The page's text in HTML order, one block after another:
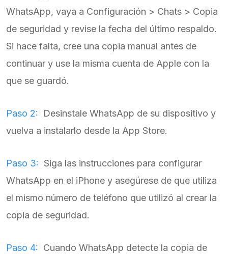
WhatsApp, vaya a Configuración > Chats > Copia
de seguridad y revise la fecha del último respaldo.
Si hace falta, cree una copia manual antes de
continuar y use la misma cuenta de Apple con la
que se guardó.
Paso 2:
Desinstale WhatsApp de su dispositivo y
vuelva a instalarlo desde la App Store.
Paso 3: Siga las instrucciones para configurar
WhatsApp en el iPhone y asegúrese de que utiliza
el mismo número de teléfono que utilizó al crear la
copia de seguridad.
Paso 4:
Cuando WhatsApp detecte la copia de